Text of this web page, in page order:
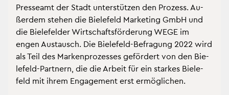
Pres­se­amt der Stadt un­ter­stüt­zen den Pro­zess. Au­
ßer­dem ste­hen die Bie­le­feld Mar­ke­ting GmbH und
die Bie­le­fel­der Wirt­schafts­för­de­rung WEGE im
engen Aus­tausch. Die Bie­le­feld-Be­fra­gung 2022 wird
als Teil des Mar­ken­pro­zes­ses ge­för­dert von den Bie­
le­feld-Part­nern, die die Ar­beit für ein star­kes Bie­le­
feld mit ihrem En­ga­ge­ment erst er­mög­li­chen.